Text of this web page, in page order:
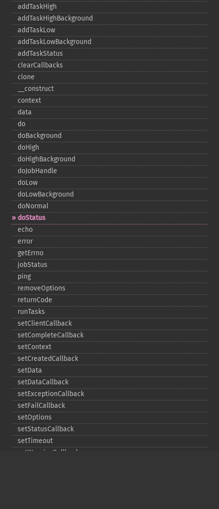
addTaskHigh
addTaskHighBackground
addTaskLow
addTaskLowBackground
addTaskStatus
clearCallbacks
clone
_​_​construct
context
data
do
doBackground
doHigh
doHighBackground
doJobHandle
doLow
doLowBackground
doNormal
doStatus
echo
error
getErrno
jobStatus
ping
removeOptions
returnCode
runTasks
setClientCallback
setCompleteCallback
setContext
setCreatedCallback
setData
setDataCallback
setExceptionCallback
setFailCallback
setOptions
setStatusCallback
setTimeout
setWarningCallback